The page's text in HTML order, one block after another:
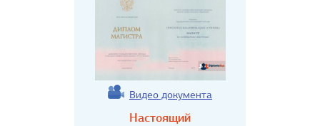
Видео документа
Настоящий